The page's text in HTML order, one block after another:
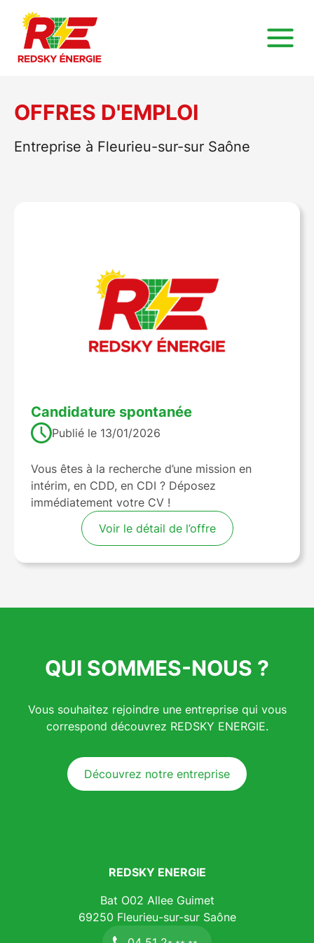
OFFRES D'EMPLOI
Entreprise à Fleurieu-sur-sur Saône
candidature spontanée
Publié le 13/01/2026
Vous êtes à la recherche d’une mission en
intérim, en CDD, en CDI ? Déposez
immédiatement votre CV !
Voir le détail de l’offre
QUI SOMMES-NOUS ?
Vous souhaitez rejoindre une entreprise qui vous
correspond découvrez REDSKY ENERGIE.
Découvrez notre entreprise
REDSKY ENERGIE
Bat O02 Allee Guimet
69250 Fleurieu-sur-sur Saône